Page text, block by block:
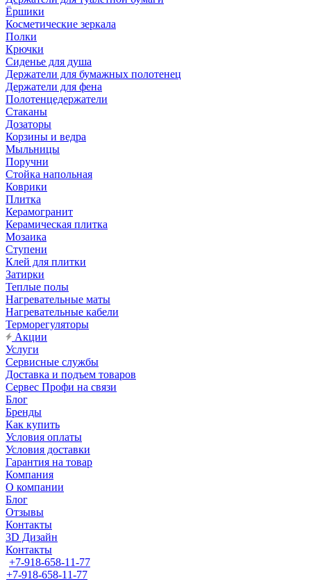
Ёршики
Косметические зеркала
Полки
Крючки
Сиденье для душа
Держатели для бумажных полотенец
Держатели для фена
Полотенцедержатели
Стаканы
Дозаторы
Корзины и ведра
Мыльницы
Поручни
Стойка напольная
Коврики
Плитка
Керамогранит
Керамическая плитка
Мозаика
Ступени
Клей для плитки
Затирки
Теплые полы
Нагревательные маты
Нагревательные кабели
Терморегуляторы
Акции
Услуги
Сервисные службы
Доставка и подъем товаров
Сервес Профи на связи
Блог
Бренды
Как купить
Условия оплаты
Условия доставки
Гарантия на товар
Компания
О компании
Блог
Отзывы
Контакты
3D Дизайн
Контакты
+7-918-658-11-77
+7-918-658-11-77